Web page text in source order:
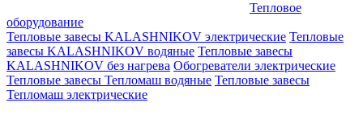
Тепловое
оборудование
Тепловые завесы KALASHNIKOV электрические Тепловые
завесы KALASHNIKOV водяные Тепловые завесы
KALASHNIKOV без нагрева Обогреватели электрические
Тепловые завесы Тепломаш водяные Тепловые завесы
Тепломаш электрические